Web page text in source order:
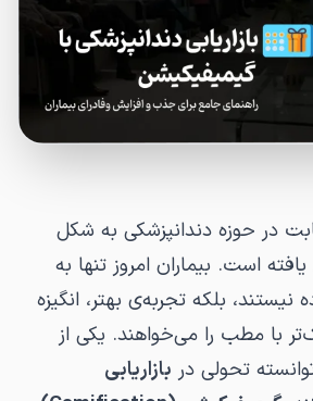
در حوزه دندانپزشکی به شکل
است. بیماران امروز تنها به
بلکه تجربه‌ی بهتر، انگیزه
با مطب را می‌خواهند. یکی از
تحولی در بازاریابی